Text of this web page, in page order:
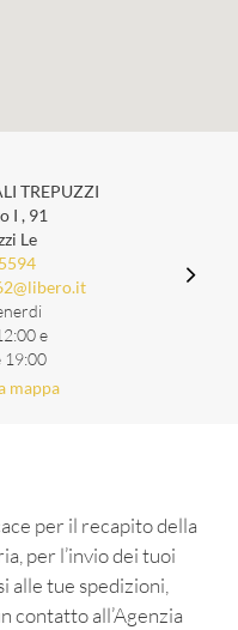
TREPUZZI
I , 91
Le
e
19:00
mappa
per il recapito della
per l’invio dei tuoi
alle tue spedizioni,
contatto all’Agenzia